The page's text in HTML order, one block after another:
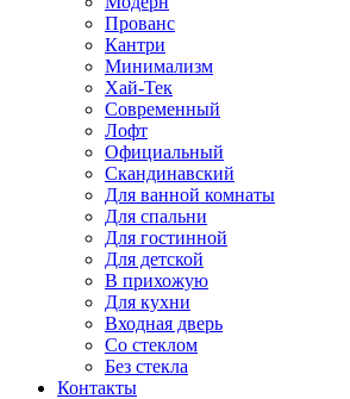
Прованс
Кантри
Минимализм
Хай-Тек
Современный
Лофт
Официальный
Скандинавский
Для ванной комнаты
Для спальни
Для гостинной
Для детской
В прихожую
Для кухни
Входная дверь
Со стеклом
Без стекла
Контакты